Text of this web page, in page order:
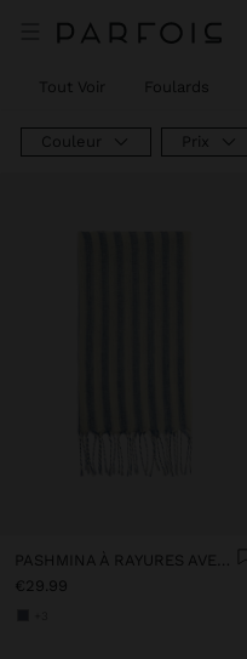
Tout Voir Foulards
Couleur Prix
PASHMINA À RAYURES AVEC FRANGES 100% LIN
€29.99